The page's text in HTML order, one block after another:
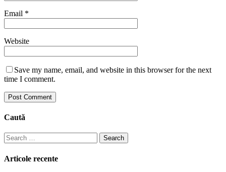
Email *
Website
Save my name, email, and website in this browser for the next
time I comment.
Caută
Search
for:
Articole recente